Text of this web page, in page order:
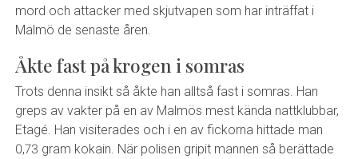
mord och attacker med skjutvapen som har inträffat i
Malmö de senaste åren.
Åkte fast på krogen i somras
Trots denna insikt så åkte han alltså fast i somras. Han
greps av vakter på en av Malmös mest kända nattklubbar,
Etagé. Han visiterades och i en av fickorna hittade man
0,73 gram kokain. När polisen gripit mannen så berättade